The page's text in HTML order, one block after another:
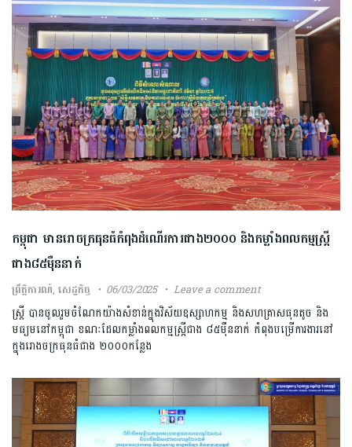
កម្ពុជា មានរោចក្រធុនធំកំពុងដំណើរការជាង២០០០ និងកម្លាំងពលកម្មស្ត្រី
ជាង៨៥ម៉ឺននាក់
ព្រឹត្តិការណ៍,សេដ្ឋកិច្ច 06/03/2025 Leave a comment
ស្ត្រី បានចូលរួមចំណែកយ៉ាងសំខាន់ក្នុងវិស័យឧស្សាហកម្ម និងសហគ្រាសធុនតូច និង
មធ្យមនៅកម្ពុជា ខណៈដែលកម្លាំងពលកម្មស្ត្រីជាង ៨៥ម៉ឺននាក់ កំពុងបម្រើការងារនៅ
ក្នុងរោងចក្រធុនធំជាង ២០០០កន្លែង